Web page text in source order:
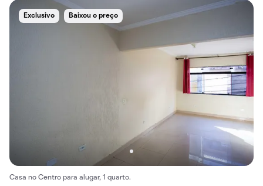
Exclusivo Baixou o preço
Casa no Centro para alugar, 1 quarto.